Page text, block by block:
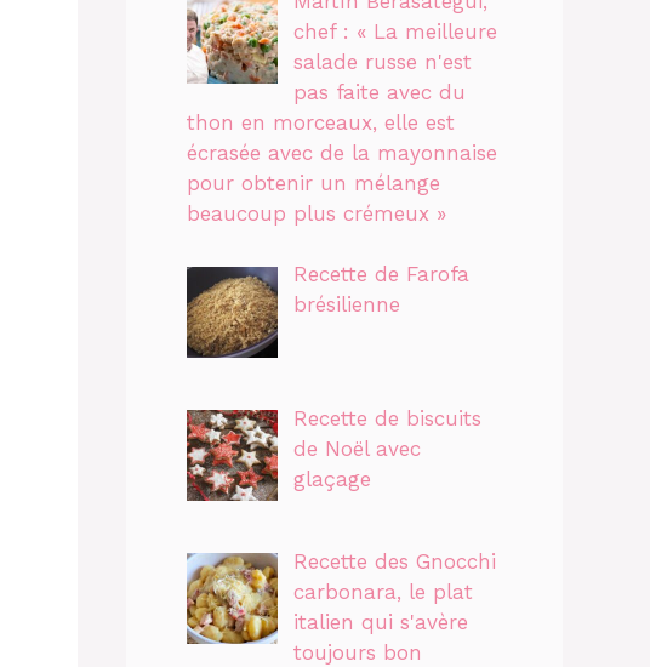
chef : « La meilleure
salade russe n'est
pas faite avec du
thon en morceaux, elle est
écrasée avec de la mayonnaise
pour obtenir un mélange
beaucoup plus crémeux »
Recette de Farofa
brésilienne
Recette de biscuits
de Noël avec
glaçage
Recette des Gnocchi
carbonara, le plat
italien qui s'avère
toujours bon